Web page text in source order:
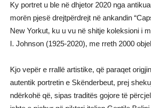
Ky portret u ble në dhjetor 2020 nga
morën pjesë drejtpërdrejt në ankandin
New Yorkut, ku u vu në shitje koleksioni i
I. Johnson (1925-2020), me rreth 2000
Kjo vepër e rrallë artistike, që paraqet
autentik portretin e Skënderbeut, prej
ndërkohë që, sipas traditës gojore të